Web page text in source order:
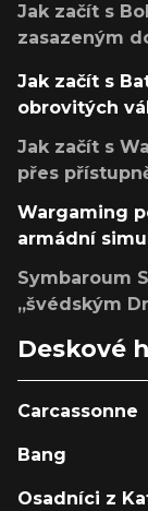
Jak začít s
zasazeným
Jak začít s
obrovitých
Jak začít s
přes
Wargaming
armádní
Symbaroum
„švédským
Deskové
Carcassonne
Bang
Osadníci z